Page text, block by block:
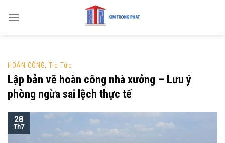
HOÀN CÔNG, Tic Tức
Lập bản vẽ hoàn công nhà xưởng – Lưu ý
phòng ngừa sai lệch thực tế
28
Th7